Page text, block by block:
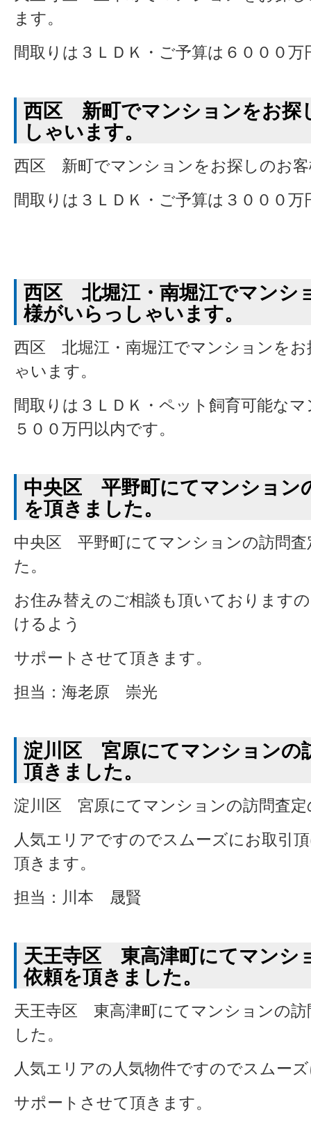
ます。
間取りは３ＬＤＫ・ご予算は６０００万
西区 新町でマンションをお探
しゃいます。
西区 新町でマンションをお探しのお
間取りは３ＬＤＫ・ご予算は３０００万
西区 北堀江・南堀江でマンシ
様がいらっしゃいます。
西区 北堀江・南堀江でマンションを
ゃいます。
間取りは３ＬＤＫ・ペット飼育可能な
５００万円以内です。
中央区 平野町にてマンション
を頂きました。
中央区 平野町にてマンションの訪問査
た。
お住み替えのご相談も頂いております
けるよう
サポートさせて頂きます。
担当：海老原 崇光
淀川区 宮原にてマンションの
頂きました。
淀川区 宮原にてマンションの訪問査定
人気エリアですのでスムーズにお取引
頂きます。
担当：川本 晟賢
天王寺区 東高津町にてマンシ
依頼を頂きました。
天王寺区 東高津町にてマンションの訪
した。
人気エリアの人気物件ですのでスムー
サポートさせて頂きます。